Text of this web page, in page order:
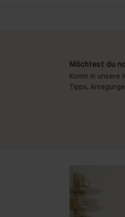
Möchtest du
Komm in unsere
Tipps,